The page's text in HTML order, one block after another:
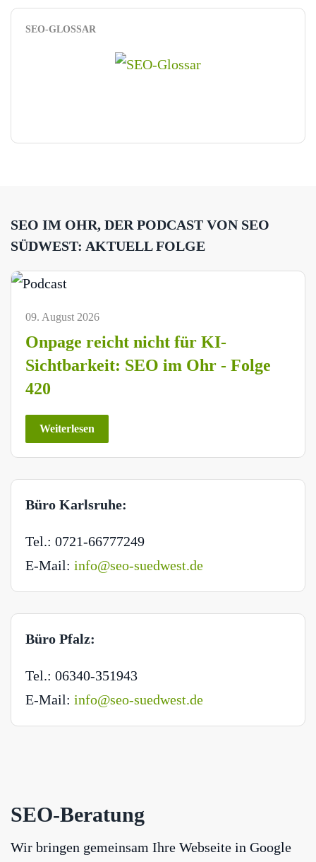
SEO-GLOSSAR
SEO IM OHR, DER PODCAST VON SEO
SÜDWEST: AKTUELL FOLGE
09. August 2026
Onpage reicht nicht für KI-
Sichtbarkeit: SEO im Ohr - Folge
420
Weiterlesen
Büro Karlsruhe:
Tel.: 0721-66777249
E-Mail: info@seo-suedwest.de
Büro Pfalz:
Tel.: 06340-351943
E-Mail: info@seo-suedwest.de
SEO-Beratung
Wir bringen gemeinsam Ihre Webseite in Google